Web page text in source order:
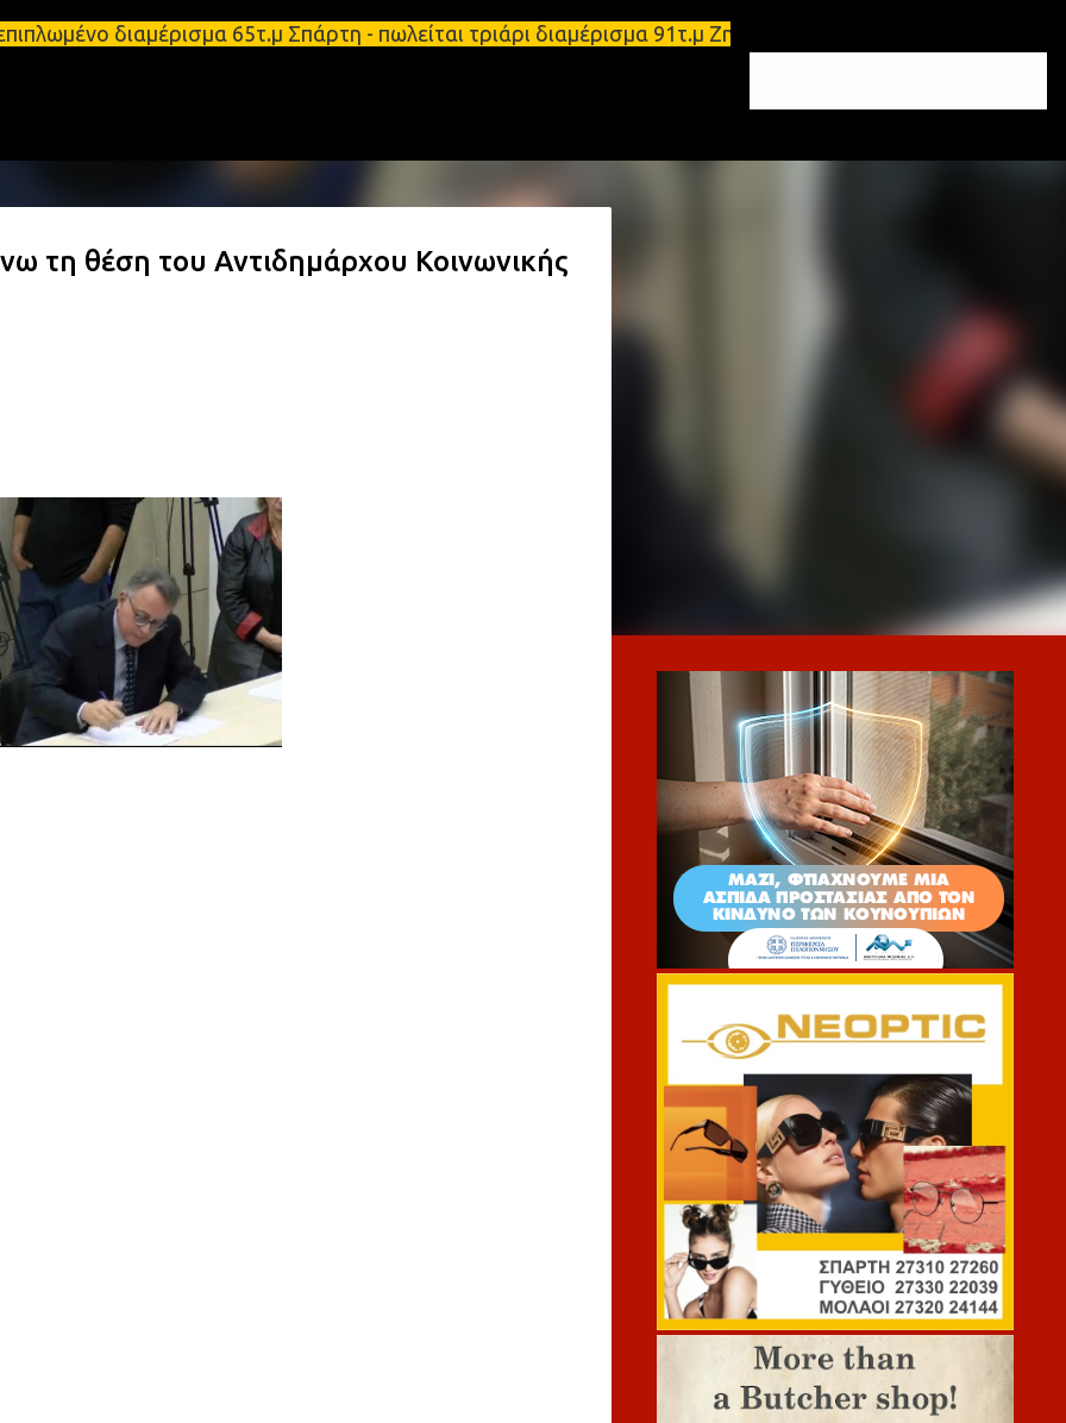
Μετάβαση στο κύριο περιεχόμενο
διαμέρισμα 65τ.μ Σπάρτη - πωλείται τριάρι διαμέρισμα 91τ.μ Ζητούνται
τη θέση του Αντιδημάρχου Κοινωνικής